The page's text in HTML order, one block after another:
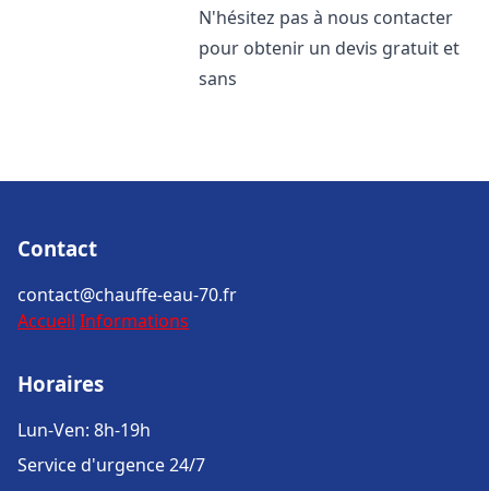
N'hésitez pas à nous contacter
pour obtenir un devis gratuit et
sans
Contact
contact@chauffe-eau-70.fr
Accueil Informations
Horaires
Lun-Ven: 8h-19h
Service d'urgence 24/7